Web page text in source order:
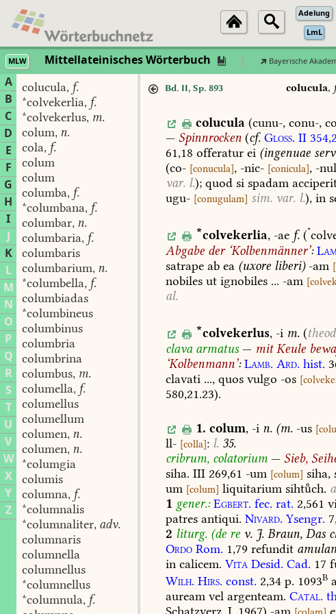
Adelung
LmL
MLW Mittellateinisches Wörterbuch Bayerische
A
B
C
D
E
F
G
H
I
J
K
L
M
N
O
P
Q
R
S
T
U
V
W
X
Y
Z
colucula, f.
*colvekerlia, f.
*colvekerlus, m.
colum, n.
cola, f.
colum
colum
columba, f.
*columbana, f.
columbar, n.
columbaria, f.
columbaris
columbarium, n.
*columbella, f.
columbiadas
*columbineus
columbinus
columbria
columbrina
columbus, m.
columella, f.
columellus
columellum
columen, n.
columen, n.
*columgia
columis
columna, f.
*columnalis
*columnaliter, adv.
columnaris
columnella
columnellus
*columnellus
*columnula, f.
Bd. II, Sp. 893 colucula,
colucula (cunu-,conu-,
— Spinnrocken (cf. Gloss. II
61,18 offeratur ei (ingenuae
(co- [conucula], -nic- [conicula], -
var. l.); quod si spadam
ugu- [conugulam] sim. var. l.), in
*colvekerlia, -ae f. (*
Abgabe der‘Kolbenmänner’:
satrape ab ea (uxore liberi) -am [
nobiles ut ignobiles ... -am [
al.
*colvekerlus, -i m. (
clavaarmatus — mitKeule
‘Kolbenmann’: Lamb. Ard. hist.
clavati ..., quos vulgo -os [
580,21.23).
1. colum, -i n. (m. -us [
ll- [colla]: l. 35.
cribrum, colatorium — Sieb,
siha. III 269,61 -um [colum] siha,
um [colum] liquitarium sihtch.
1 gener.: Egbert. fec. rat. 2,561
patres antiqui. Nivard. Ysengr.
2 liturg. (de re v. J. Braun, Das
Ordo Rom. 1,79 refundit
in calicem. Vita Desid. Cad. 17
Wilh. Hirs. const. 2,34 p. 1093B
auream vel argenteam. Catal.